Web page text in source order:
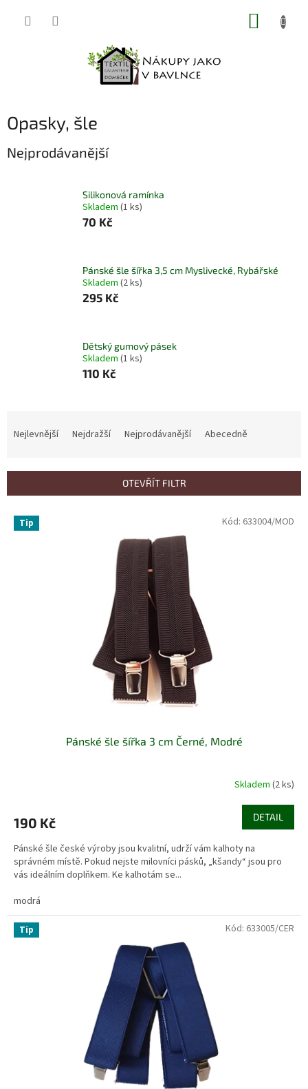
Opasky, šle
Nejprodávanější
Silikonová ramínka
Skladem (1 ks)
70 Kč
Pánské šle šířka 3,5 cm Myslivecké, Rybářské
Skladem (2 ks)
295 Kč
Dětský gumový pásek
Skladem (1 ks)
110 Kč
í
Nejlevnější Nejdražší Nejprodávanější Abecedně
OTEVŘÍT FILTR
V Tip
Pánské šle šířka 3 cm Černé, Modré
Skladem (2 ks)
190 Kč DETAIL
Pánské šle české výroby jsou kvalitní, udrží vám kalhoty na
správném místě. Pokud nejste milovníci pásků, „kšandy“ jsou pro
vás ideálním doplňkem. Ke kalhotám se...
modrá
Kód: 633004/MOD
Tip Kód: 633005/CER